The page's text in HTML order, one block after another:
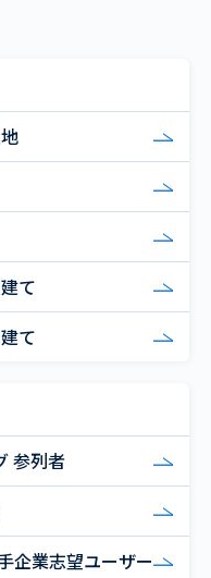
て
て
参列者
企業志望ユーザー